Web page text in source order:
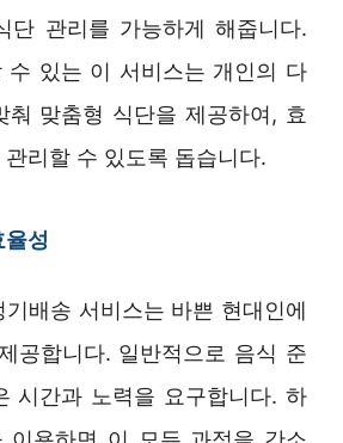
단 관리를 가능하게 해줍니다.
수 있는 이 서비스는 개인의 다
춰 맞춤형 식단을 제공하여, 효
리할 수 있도록 돕습니다.
성
배송 서비스는 바쁜 현대인에
공합니다. 일반적으로 음식 준
시간과 노력을 요구합니다. 하